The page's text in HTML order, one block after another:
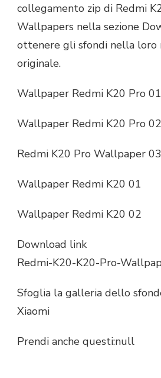
collegamento zip di Redmi
Wallpapers nella sezione
ottenere gli sfondi nella loro
originale.
Wallpaper Redmi K20 Pro 01
Wallpaper Redmi K20 Pro 02
Redmi K20 Pro Wallpaper 03
Wallpaper Redmi K20 01
Wallpaper Redmi K20 02
Download link
Redmi-K20-K20-Pro-
Sfoglia la galleria dello
Xiaomi
Prendi anche questi:null